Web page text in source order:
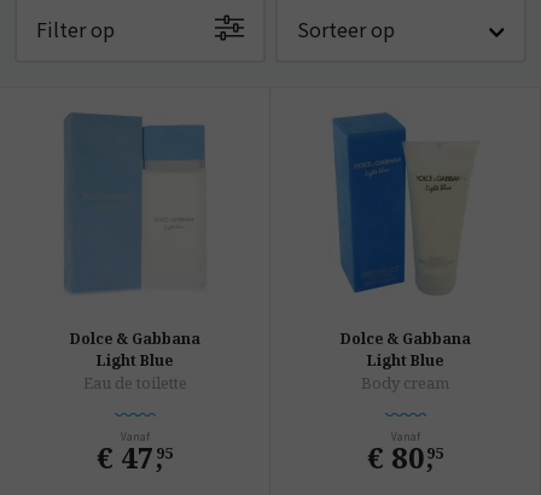
Filter op Sorteer op
Dolce & Gabbana
Light Blue
Eau de toilette
Vanaf
€ 47,
95
Dolce & Gabbana
Light Blue
Body cream
Vanaf
€ 80,
95